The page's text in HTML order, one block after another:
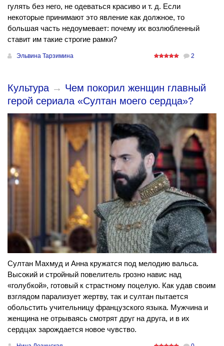
гулять без него, не одеваться красиво и т. д. Если
некоторые принимают это явление как должное, то
большая часть недоумевает: почему их возлюбленный
ставит им такие строгие рамки?
Эльвина Тарзимина 2
Культура → Чем покорил женщин главный
герой сериала «Султан моего сердца»?
Султан Махмуд и Анна кружатся под мелодию вальса.
Высокий и стройный повелитель грозно навис над
«голубкой», готовый к страстному поцелую. Как удав своим
взглядом парализует жертву, так и султан пытается
обольстить учительницу французского языка. Мужчина и
женщина не отрываясь смотрят друг на друга, и в их
сердцах зарождается новое чувство.